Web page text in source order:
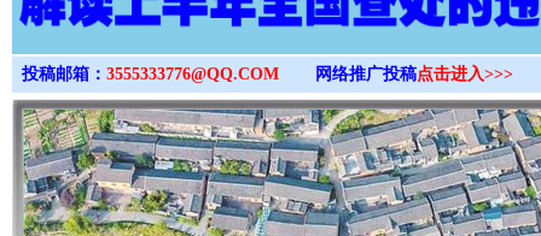
投稿邮箱： 3555333776@QQ.COM 网络推广投稿点击进入>>>